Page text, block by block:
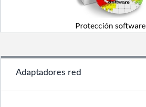
Protección software
Adaptadores red